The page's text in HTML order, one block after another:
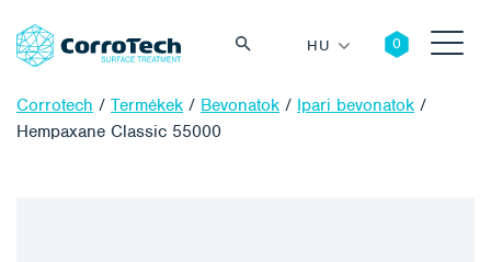
HU
Corrotech / Termékek / Bevonatok / Ipari bevonatok /
Hempaxane Classic 55000